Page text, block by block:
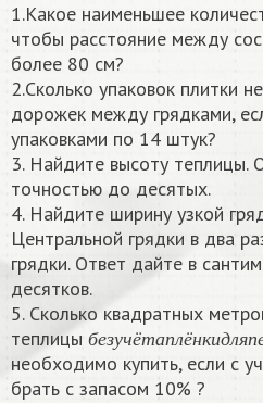
1.Какое наименьшее
чтобы расстояние между
более 80 см?
2.Сколько упаковок плитки
дорожек между грядками,
упаковками по 14 штук?
3. Найдите высоту теплицы.
точностью до десятых.
4. Найдите ширину узкой
Центральной грядки в два
грядки. Ответ дайте в
десятков.
5. Сколько квадратных
теплицы
б е з у ч ё т а пл ё н к и дляп
б езучёта плён кидля
необходимо купить, если с
брать с запасом 10% ?​